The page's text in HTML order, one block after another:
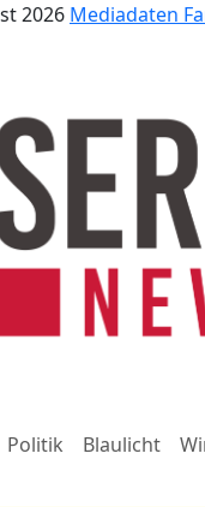
2026 Mediadaten
Politik Blaulicht